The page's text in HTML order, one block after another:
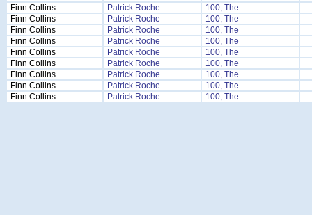
Finn Collins
Patrick Roche
100, The
Finn Collins
Patrick Roche
100, The
Finn Collins
Patrick Roche
100, The
Finn Collins
Patrick Roche
100, The
Finn Collins
Patrick Roche
100, The
Finn Collins
Patrick Roche
100, The
Finn Collins
Patrick Roche
100, The
Finn Collins
Patrick Roche
100, The
Finn Collins
Patrick Roche 100, The